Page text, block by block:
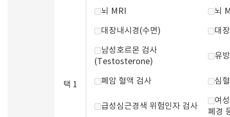
택 1
뇌 MRI 뇌
대장내시경(수면) 대
남성호르몬 검사
(Testosterone)
유
폐암 혈액 검사 심
급성심근경색 위험인자 검사
여
폐경